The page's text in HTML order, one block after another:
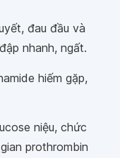
đau đầu và
nhanh, ngất.
hiếm gặp,
niệu, chức
prothrombin